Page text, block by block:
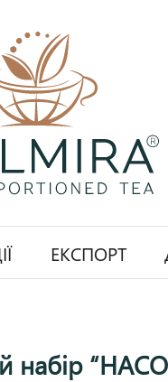
ЕКСПОРТ
набір